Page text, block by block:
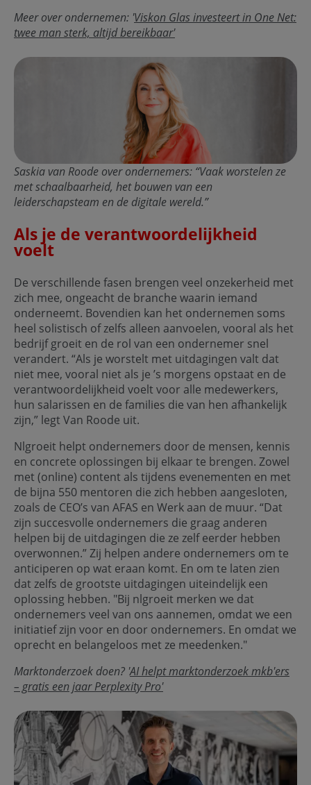
Meer over ondernemen: 'Viskon Glas investeert in One Net:
twee man sterk, altijd bereikbaar'
Saskia van Roode over ondernemers: “Vaak worstelen ze
met schaalbaarheid, het bouwen van een
leiderschapsteam en de digitale wereld.”
Als je de verantwoordelijkheid
voelt
De verschillende fasen brengen veel onzekerheid met
zich mee, ongeacht de branche waarin iemand
onderneemt. Bovendien kan het ondernemen soms
heel solistisch of zelfs alleen aanvoelen, vooral als het
bedrijf groeit en de rol van een ondernemer snel
verandert. “Als je worstelt met uitdagingen valt dat
niet mee, vooral niet als je ’s morgens opstaat en de
verantwoordelijkheid voelt voor alle medewerkers,
hun salarissen en de families die van hen afhankelijk
zijn,” legt Van Roode uit.
Nlgroeit helpt ondernemers door de mensen, kennis
en concrete oplossingen bij elkaar te brengen. Zowel
met (online) content als tijdens evenementen en met
de bijna 550 mentoren die zich hebben aangesloten,
zoals de CEO’s van AFAS en Werk aan de muur. “Dat
zijn succesvolle ondernemers die graag anderen
helpen bij de uitdagingen die ze zelf eerder hebben
overwonnen.” Zij helpen andere ondernemers om te
anticiperen op wat eraan komt. En om te laten zien
dat zelfs de grootste uitdagingen uiteindelijk een
oplossing hebben. "Bij nlgroeit merken we dat
ondernemers veel van ons aannemen, omdat we een
initiatief zijn voor en door ondernemers. En omdat we
oprecht en belangeloos met ze meedenken."
Marktonderzoek doen? 'AI helpt marktonderzoek mkb'ers
– gratis een jaar Perplexity Pro'